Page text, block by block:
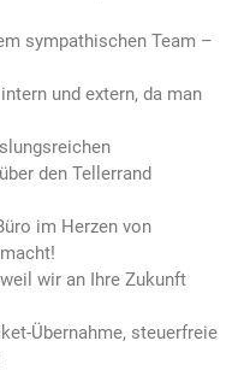
sympathischen Team –
und extern, da man
den Tellerrand
im Herzen von
wir an Ihre Zukunft
Übernahme, steuerfreie